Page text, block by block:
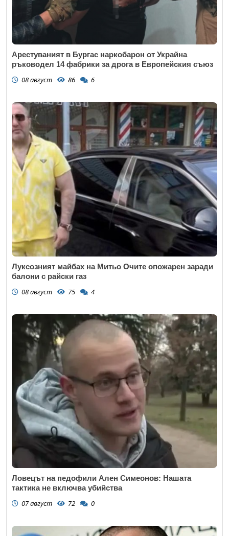
Арестуваният в Бургас наркобарон от Украйна
ръководел 14 фабрики за дрога в Европейския съюз
08 август 86 6
Луксозният майбах на Митьо Очите опожарен заради
балони с райски газ
08 август 75 4
Ловецът на педофили Ален Симеонов: Нашата
тактика не включва убийства
07 август 72 0